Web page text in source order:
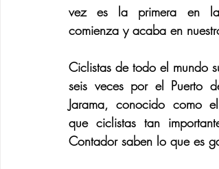
vez es la primera en
comienza y acaba en
Ciclistas de todo el mundo
seis veces por el Puerto
Jarama, conocido como
que ciclistas tan
Contador saben lo que es